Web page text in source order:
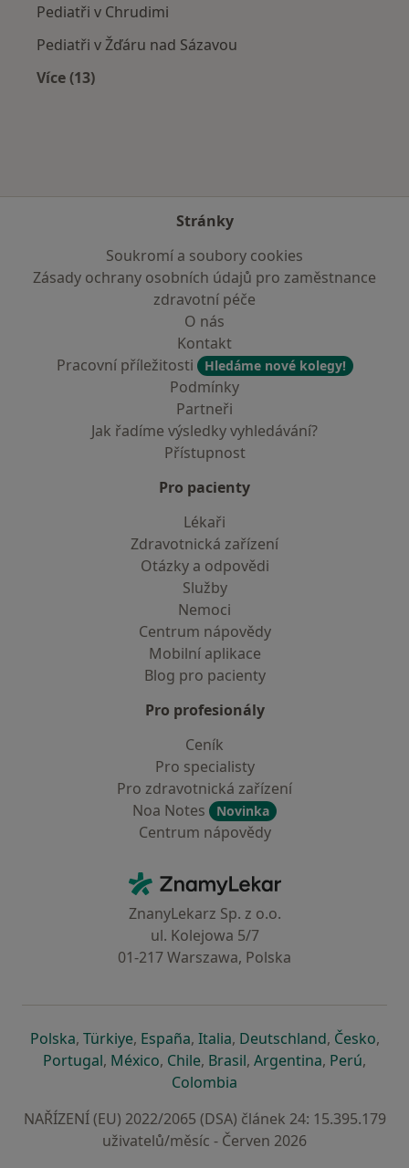
Pediatři v Chrudimi
Pediatři v Žďáru nad Sázavou
Více (13)
Stránky
Soukromí a soubory cookies
Zásady ochrany osobních údajů pro zaměstnance
zdravotní péče
O nás
Kontakt
Pracovní příležitosti
Hledáme nové kolegy!
Podmínky
Partneři
Jak řadíme výsledky vyhledávání?
Přístupnost
Pro pacienty
Lékaři
Zdravotnická zařízení
Otázky a odpovědi
Služby
Nemoci
Centrum nápovědy
Mobilní aplikace
Blog pro pacienty
Pro profesionály
Ceník
Pro specialisty
Pro zdravotnická zařízení
Noa Notes
Novinka
Centrum nápovědy
ZnamyLekar - Hlavní stránka
ZnanyLekarz Sp. z o.o.
ul. Kolejowa 5/7
01-217 Warszawa, Polska
Polskase otevře v nové záložce
, Türkiyese otevře v nové záložce
, Españase otevře v nové záložce
, Italiase otevře v nové záložce
, Deutschlandse otevře v
, Českose
,
Portugalse otevře v nové záložce
, Méxicose otevře v nové záložce
, Chilese otevře v nové záložce
, Brasilse otevře v nové
, Argentinase otevře v
, Perúse
,
Colombia
NAŘÍZENÍ (EU) 2022/2065 (DSA) článek 24: 15.395.179
uživatelů/měsíc - Červen 2026